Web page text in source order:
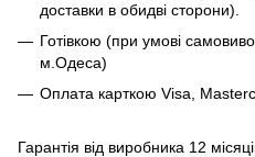
доставки в обидві сторони).
Готівкою (при умові
м.Одеса)
Оплата карткою Visa,
Гарантія від виробника 12